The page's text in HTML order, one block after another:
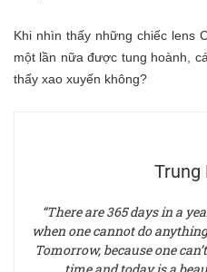
Khi nhìn thấy những chiếc lens
một lần nữa được tung hoành,
thấy xao xuyến không?
Trung
“There are 365 days in a
when one cannot do
Tomorrow, because one
time and today is a